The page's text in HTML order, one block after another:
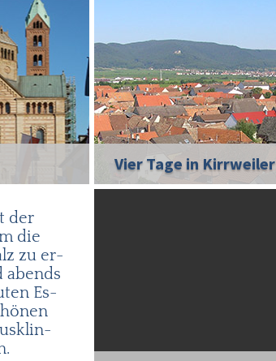
Vier Tage in Kirrweiler
der
die
zu er­
abends
Es­